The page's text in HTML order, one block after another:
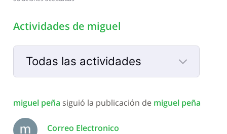
Actividades de miguel
Todas las actividades
Selected
Todas
las
actividades
miguel peña siguió la publicación de miguel peña
Correo Electronico